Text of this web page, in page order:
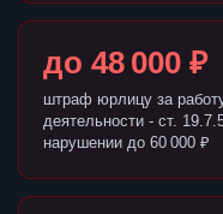
до 48 000 ₽
штраф юрлицу за
деятельности - ст.
нарушении до 60 000 ₽